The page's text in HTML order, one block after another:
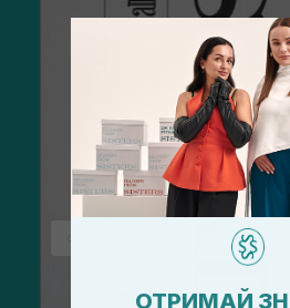
ОТРИМАЙ